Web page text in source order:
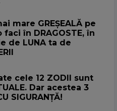
mare GREȘEALĂ pe
faci în DRAGOSTE, în
de LUNA ta de
cele 12 ZODII sunt
Dar acestea 3
SIGURANȚĂ!